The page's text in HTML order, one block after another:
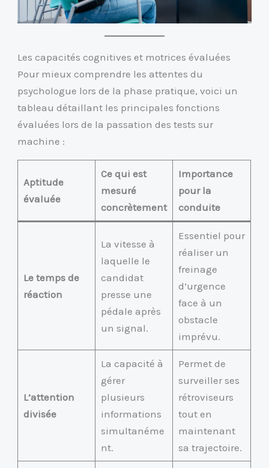
Les capacités cognitives et motrices évaluées
Pour mieux comprendre les attentes du
psychologue lors de la phase pratique, voici un
tableau détaillant les principales fonctions
évaluées lors de la passation des tests sur
machine :
Aptitude
évaluée
Ce qui est
mesuré
concrètement
Importance
pour la
conduite
Le temps de
réaction
La vitesse à
laquelle le
candidat
presse une
pédale après
un signal.
Essentiel pour
réaliser un
freinage
d’urgence
face à un
obstacle
imprévu.
L’attention
divisée
La capacité à
gérer
plusieurs
informations
simultanéme
nt.
Permet de
surveiller ses
rétroviseurs
tout en
maintenant
sa trajectoire.